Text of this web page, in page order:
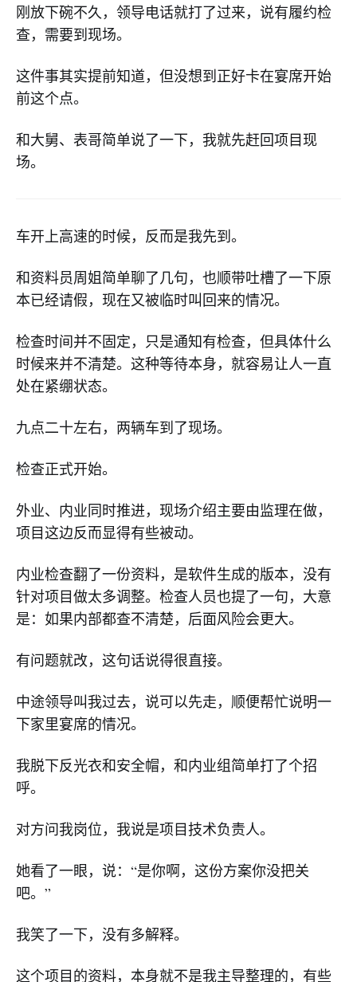
刚放下碗不久，领导电话就打了过来，说有履约检
查，需要到现场。
这件事其实提前知道，但没想到正好卡在宴席开始
前这个点。
和大舅、表哥简单说了一下，我就先赶回项目现
场。
车开上高速的时候，反而是我先到。
和资料员周姐简单聊了几句，也顺带吐槽了一下原
本已经请假，现在又被临时叫回来的情况。
检查时间并不固定，只是通知有检查，但具体什么
时候来并不清楚。这种等待本身，就容易让人一直
处在紧绷状态。
九点二十左右，两辆车到了现场。
检查正式开始。
外业、内业同时推进，现场介绍主要由监理在做，
项目这边反而显得有些被动。
内业检查翻了一份资料，是软件生成的版本，没有
针对项目做太多调整。检查人员也提了一句，大意
是：如果内部都查不清楚，后面风险会更大。
有问题就改，这句话说得很直接。
中途领导叫我过去，说可以先走，顺便帮忙说明一
下家里宴席的情况。
我脱下反光衣和安全帽，和内业组简单打了个招
呼。
对方问我岗位，我说是项目技术负责人。
她看了一眼，说：“是你啊，这份方案你没把关
吧。”
我笑了一下，没有多解释。
这个项目的资料，本身就不是我主导整理的，有些